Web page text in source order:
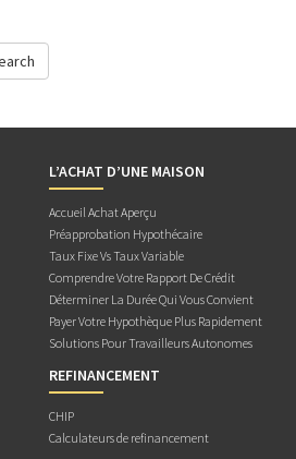
L’ACHAT D’UNE MAISON
Accueil Achat Aperçu
Préapprobation Hypothécaire
Taux Fixe Vs Taux Variable
Comprendre Votre Rapport De Crédit
Déterminer La Durée Qui Vous Convient
Payer Votre Hypothèque Plus Rapidement
Solutions Pour Travailleurs Autonomes
REFINANCEMENT
CHIP
Calculateurs de refinancement